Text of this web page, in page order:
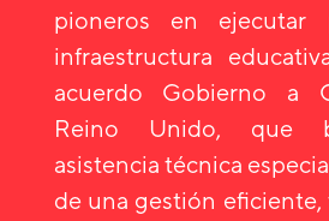
pioneros en ejecutar
infraestructura
acuerdo Gobierno a
Reino Unido, que
asistencia técnica
de una gestión